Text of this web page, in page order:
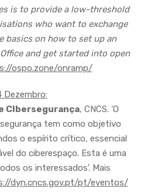
is to provide a low-threshold
who want to exchange
basics on how to set up an
and get started into open
ospo.zone/onramp/
Dezembro:
CIbersegurança, CNCS. 'O
tem como objetivo
o espírito crítico, essencial
do ciberespaço. Esta é uma
os interessados'. Mais
dyn.cncs.gov.pt/pt/eventos/